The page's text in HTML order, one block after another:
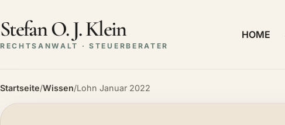
Stefan O. J. Klein
RECHTSANWALT · STEUERBERATER
HOME
Startseite/Wissen/Lohn Januar 2022